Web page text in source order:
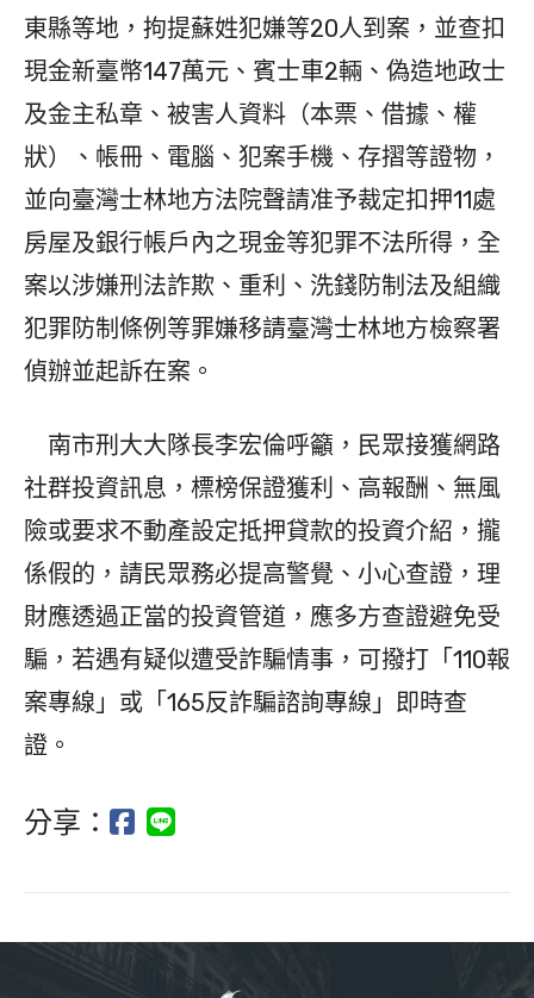
東縣等地，拘提蘇姓犯嫌等20人到案，並查扣
現金新臺幣147萬元、賓士車2輛、偽造地政士
及金主私章、被害人資料（本票、借據、權
狀）、帳冊、電腦、犯案手機、存摺等證物，
並向臺灣士林地方法院聲請准予裁定扣押11處
房屋及銀行帳戶內之現金等犯罪不法所得，全
案以涉嫌刑法詐欺、重利、洗錢防制法及組織
犯罪防制條例等罪嫌移請臺灣士林地方檢察署
偵辦並起訴在案。
南市刑大大隊長李宏倫呼籲，民眾接獲網路
社群投資訊息，標榜保證獲利、高報酬、無風
險或要求不動產設定抵押貸款的投資介紹，攏
係假的，請民眾務必提高警覺、小心查證，理
財應透過正當的投資管道，應多方查證避免受
騙，若遇有疑似遭受詐騙情事，可撥打「110報
案專線」或「165反詐騙諮詢專線」即時查
證。
分享：